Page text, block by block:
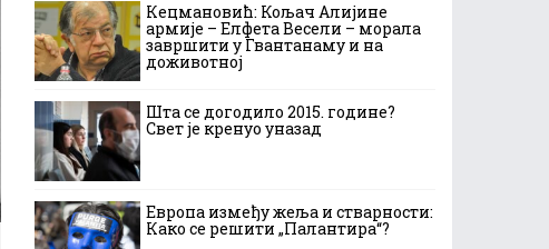
Кецмановић: Кољач Алијине
армије – Елфета Весели – морала
завршити у Гвантанаму и на
доживотној
Шта се догодило 2015. године?
Свет је кренуо уназад
Европа између жеља и стварности:
Како се решити „Палантира“?